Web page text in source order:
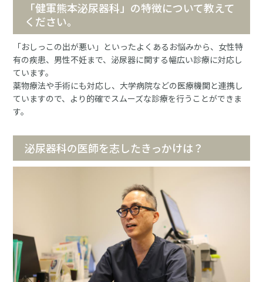
「健軍熊本泌尿器科」の特徴について教えて
ください。
「おしっこの出が悪い」といったよくあるお悩みから、女性特
有の疾患、男性不妊まで、泌尿器に関する幅広い診療に対応し
ています。
薬物療法や手術にも対応し、大学病院などの医療機関と連携し
ていますので、より的確でスムーズな診療を行うことができま
す。
泌尿器科の医師を志したきっかけは？